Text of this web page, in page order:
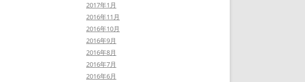
2017年1月
2016年11月
2016年10月
2016年9月
2016年8月
2016年7月
2016年6月